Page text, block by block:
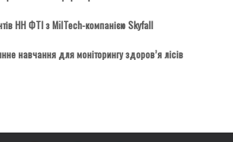
НН ФТІ з MilTech-компанією Skyfall
навчання для моніторингу здоров’я лісів